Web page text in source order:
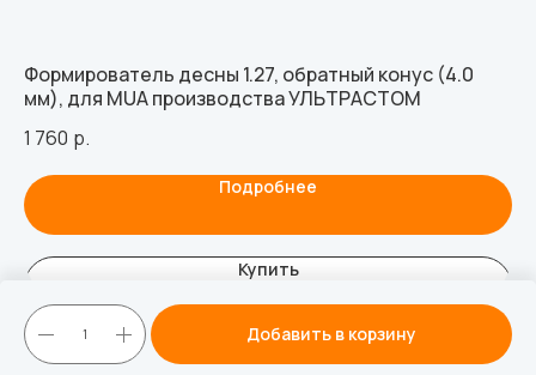
Добавить в корзину
Формирователь десны 1.27, обратный конус (4.0
мм), для MUA производства УЛЬТРАСТОМ
1 760 р.
Подробнее
Купить